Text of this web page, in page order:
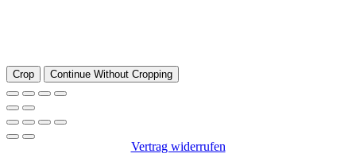
Crop Continue Without Cropping
Vertrag widerrufen